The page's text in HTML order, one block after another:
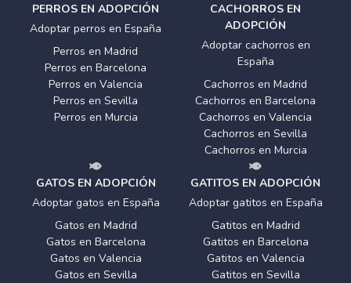
PERROS EN ADOPCIÓN
Adoptar perros en España
Perros en Madrid
Perros en Barcelona
Perros en Valencia
Perros en Sevilla
Perros en Murcia
CACHORROS EN
ADOPCIÓN
Adoptar cachorros en
España
Cachorros en Madrid
Cachorros en Barcelona
Cachorros en Valencia
Cachorros en Sevilla
Cachorros en Murcia
GATOS EN ADOPCIÓN
Adoptar gatos en España
Gatos en Madrid
Gatos en Barcelona
Gatos en Valencia
Gatos en Sevilla
GATITOS EN ADOPCIÓN
Adoptar gatitos en España
Gatitos en Madrid
Gatitos en Barcelona
Gatitos en Valencia
Gatitos en Sevilla